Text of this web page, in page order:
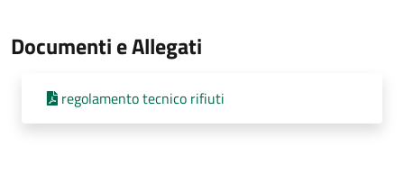
Documenti e Allegati
regolamento tecnico rifiuti